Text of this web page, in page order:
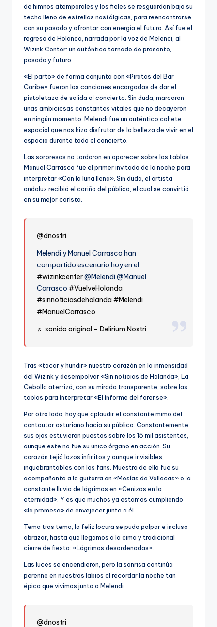
de himnos atemporales y los fieles se resguardan bajo su
techo lleno de estrellas nostálgicas, para reencontrarse
con su pasado y afrontar con energía el futuro. Así fue el
regreso de Holanda, narrada por la voz de Melendi, al
Wizink Center: un auténtico tornado de presente,
pasado y futuro.
«El parto» de forma conjunta con «Piratas del Bar
Caribe» fueron las canciones encargadas de dar el
pistoletazo de salida al concierto. Sin duda, marcaron
unas ambiciosas constantes vitales que no decayeron
en ningún momento. Melendi fue un auténtico cohete
espacial que nos hizo disfrutar de la belleza de vivir en el
espacio durante todo el concierto.
Las sorpresas no tardaron en aparecer sobre las tablas.
Manuel Carrasco fue el primer invitado de la noche para
interpretar «Con la luna llena». Sin duda, el artista
andaluz recibió el cariño del público, el cual se convirtió
en su mejor corista.
@dnostri
Melendi y Manuel Carrasco han
compartido escenario hoy en el
#wizinkcenter@Melendi @Manuel
Carrasco#VuelveHolanda
#sinnoticiasdeholanda #Melendi
#ManuelCarrasco
♬ sonido original – Delirium Nostri
Tras «tocar y hundir» nuestro corazón en la inmensidad
del Wizink y desempolvar «Sin noticias de Holanda», La
Cebolla aterrizó, con su mirada transparente, sobre las
tablas para interpretar «El informe del forense».
Por otro lado, hay que aplaudir el constante mimo del
cantautor asturiano hacia su público. Constantemente
sus ojos estuvieron puestos sobre los 15 mil asistentes,
aunque este no fue su único órgano en acción. Su
corazón tejió lazos infinitos y aunque invisibles,
inquebrantables con los fans. Muestra de ello fue su
acompañante a la guitarra en «Mesías de Vallecas» o la
constante lluvia de lágrimas en «Cenizas en la
eternidad». Y es que muchos ya estamos cumpliendo
«la promesa» de envejecer junto a él.
Tema tras tema, la feliz locura se pudo palpar e incluso
abrazar, hasta que llegamos a la cima y tradicional
cierre de fiesta: «Lágrimas desordenadas».
Las luces se encendieron, pero la sonrisa continúa
perenne en nuestros labios al recordar la noche tan
épica que vivimos junto a Melendi.
@dnostri